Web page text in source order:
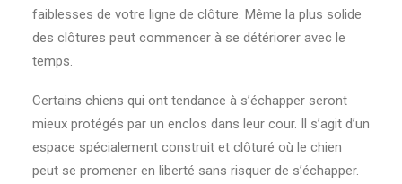
faiblesses de votre ligne de clôture. Même la plus solide
des clôtures peut commencer à se détériorer avec le
temps.
Certains chiens qui ont tendance à s’échapper seront
mieux protégés par un enclos dans leur cour. Il s’agit d’un
espace spécialement construit et clôturé où le chien
peut se promener en liberté sans risquer de s’échapper.